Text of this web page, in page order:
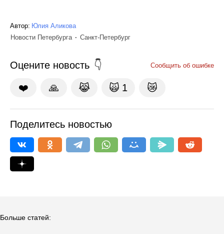
Автор: Юлия Аликова
Новости Петербурга
Санкт-Петербург
Оцените новость Сообщить об ошибке
❤️ 🙏 😹 🙀 1 😿
Поделитесь новостью
Больше статей: